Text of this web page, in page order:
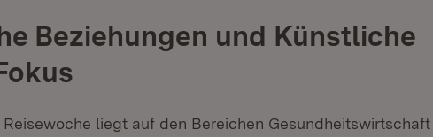
Beziehungen und Künstliche
liegt auf den Bereichen Gesundheitswirtschaft